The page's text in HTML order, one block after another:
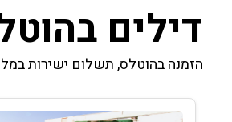
דילים בהוטלס
הזמנה בהוטלס, תשלום ישירות